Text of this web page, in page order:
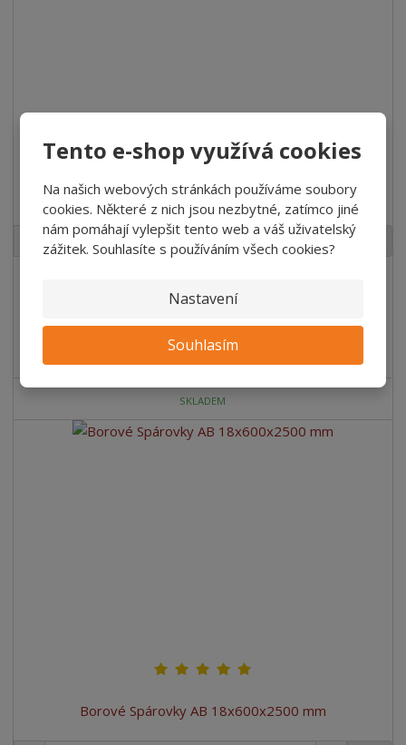
Tento e-shop využívá cookies
Na našich webových stránkách používáme soubory
cookies. Některé z nich jsou nezbytné, zatímco jiné
nám pomáhají vylepšit tento web a váš uživatelský
zážitek. Souhlasíte s používáním všech cookies?
Nastavení
Souhlasím
Borové Spárovky AB 28x600x2500 mm
1 285,20 Kč bez DPH
SKLADEM
Borové Spárovky AB 18x600x2500 mm